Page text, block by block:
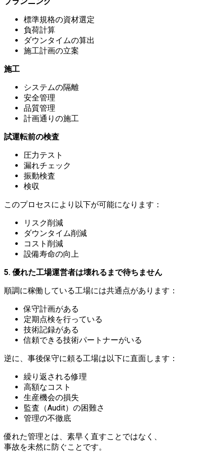
標準規格の資材選定
負荷計算
ダウンタイムの算出
施工計画の立案
施工
システムの隔離
安全管理
品質管理
計画通りの施工
試運転前の検査
圧力テスト
漏れチェック
振動検査
検収
このプロセスにより以下が可能になります：
リスク削減
ダウンタイム削減
コスト削減
設備寿命の向上
5. 優れた工場運営者は壊れるまで待ちません
順調に稼働している工場には共通点があります：
保守計画がある
定期点検を行っている
技術記録がある
信頼できる技術パートナーがいる
逆に、事後保守に頼る工場は以下に直面します：
繰り返される修理
高額なコスト
生産機会の損失
監査（Audit）の困難さ
管理の不徹底
優れた管理とは、素早く直すことではなく、
事故を未然に防ぐことです。